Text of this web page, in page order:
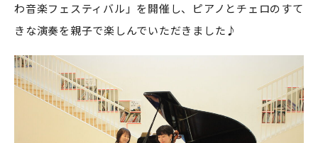
わ音楽フェスティバル」を開催し、ピアノとチェロのすて
きな演奏を親子で楽しんでいただきました♪